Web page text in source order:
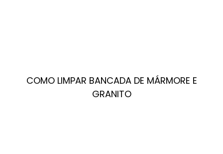
COMO LIMPAR BANCADA DE MÁRMORE E
GRANITO